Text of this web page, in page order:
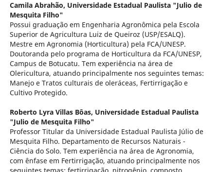
Camila Abrahão, Universidade Estadual Paulista "Julio de
Mesquita Filho"
Possui graduação em Engenharia Agronômica pela Escola
Superior de Agricultura Luiz de Queiroz (USP/ESALQ).
Mestre em Agronomia (Horticultura) pela FCA/UNESP.
Doutoranda pelo programa de Horticultura da FCA/UNESP,
Campus de Botucatu. Tem experiência na área de
Olericultura, atuando principalmente nos seguintes temas:
Manejo e Tratos culturais de oleráceas, Fertirrigação e
Cultivo Protegido.
Roberto Lyra Villas Bôas, Universidade Estadual Paulista
"Julio de Mesquita Filho"
Professor Titular da Universidade Estadual Paulista Júlio de
Mesquita Filho. Departamento de Recursos Naturais -
Ciência do Solo. Tem experiência na área de Agronomia,
com ênfase em Fertirrigação, atuando principalmente nos